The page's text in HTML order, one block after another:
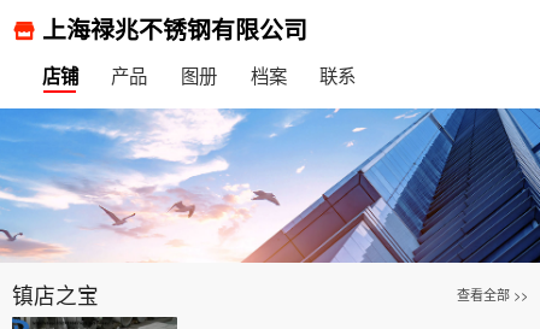
上海禄兆不锈钢有限公司
店铺 产品 图册 档案 联系
镇店之宝 查看全部 >>